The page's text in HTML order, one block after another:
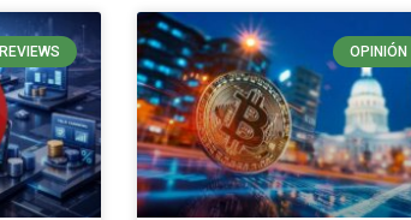
REVIEWS OPINIÓN